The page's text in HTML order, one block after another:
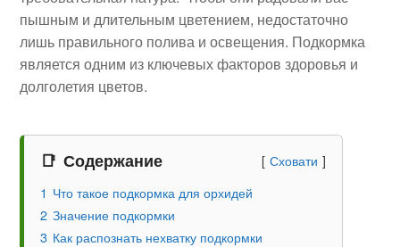
пышным и длительным цветением, недостаточно
лишь правильного полива и освещения. Подкормка
является одним из ключевых факторов здоровья и
долголетия цветов.
Содержание Сховати
1 Что такое подкормка для орхидей
2 Значение подкормки
3 Как распознать нехватку подкормки